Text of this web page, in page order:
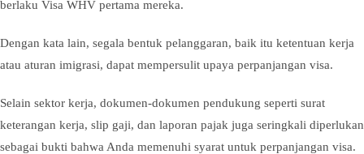
berlaku Visa WHV pertama mereka.
Dengan kata lain, segala bentuk pelanggaran, baik itu ketentuan kerja
atau aturan imigrasi, dapat mempersulit upaya perpanjangan visa.
Selain sektor kerja, dokumen-dokumen pendukung seperti surat
keterangan kerja, slip gaji, dan laporan pajak juga seringkali diperlukan
sebagai bukti bahwa Anda memenuhi syarat untuk perpanjangan visa.